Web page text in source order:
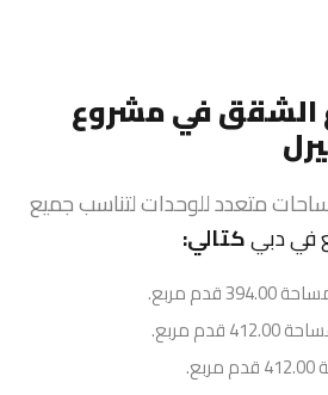
الشقق في مشروع
متعدد للوحدات لتناسب جميع
في دبيكتالي: